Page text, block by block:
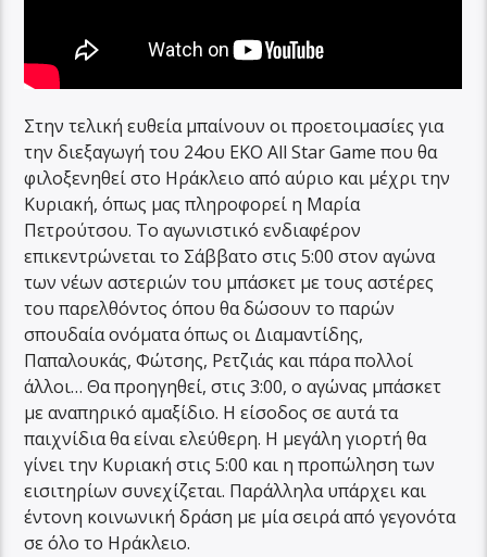
Στην τελική ευθεία μπαίνουν οι προετοιμασίες για
την διεξαγωγή του 24ου ΕΚΟ All Star Game που θα
φιλοξενηθεί στο Ηράκλειο από αύριο και μέχρι την
Κυριακή, όπως μας πληροφορεί η Μαρία
Πετρούτσου. Το αγωνιστικό ενδιαφέρον
επικεντρώνεται το Σάββατο στις5:00 στον αγώνα
των νέων αστεριών του μπάσκετ με τους αστέρες
του παρελθόντος όπου θα δώσουν το παρών
σπουδαία ονόματα όπως οι Διαμαντίδης,
Παπαλουκάς, Φώτσης, Ρετζιάς και πάρα πολλοί
άλλοι… Θα προηγηθεί, στις3:00, ο αγώνας μπάσκετ
με αναπηρικό αμαξίδιο. Η είσοδος σε αυτά τα
παιχνίδια θα είναι ελεύθερη. Η μεγάλη γιορτή θα
γίνει την Κυριακή στις5:00 και η προπώληση των
εισιτηρίων συνεχίζεται. Παράλληλα υπάρχει και
έντονη κοινωνική δράση με μία σειρά από γεγονότα
σε όλο το Ηράκλειο.